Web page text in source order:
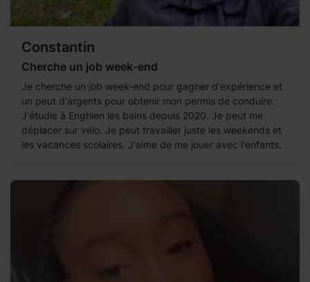
Constantin
Cherche un job week-end
Je cherche un job week-end pour gagner d'expérience et
un peut d'argents pour obtenir mon permis de conduire.
J'étudie à Enghien les bains depuis 2020. Je peut me
déplacer sur vélo. Je peut travailler juste les weekends et
les vacances scolaires. J'aime de me jouer avec l'enfants.